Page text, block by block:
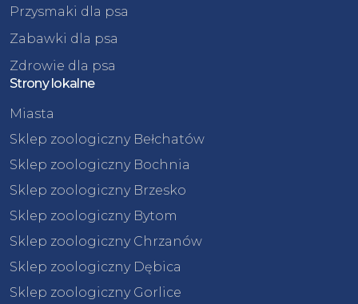
Przysmaki dla psa
Zabawki dla psa
Zdrowie dla psa
Strony lokalne
Miasta
Sklep zoologiczny Bełchatów
Sklep zoologiczny Bochnia
Sklep zoologiczny Brzesko
Sklep zoologiczny Bytom
Sklep zoologiczny Chrzanów
Sklep zoologiczny Dębica
Sklep zoologiczny Gorlice